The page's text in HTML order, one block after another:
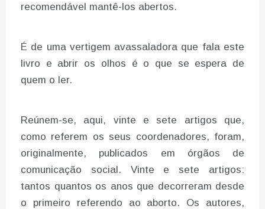
recomendável mantê-los abertos.
É de uma vertigem avassaladora que fala este
livro e abrir os olhos é o que se espera de
quem o ler.
Reúnem-se, aqui, vinte e sete artigos que,
como referem os seus coordenadores, foram,
originalmente, publicados em órgãos de
comunicação social. Vinte e sete artigos:
tantos quantos os anos que decorreram desde
o primeiro referendo ao aborto. Os autores,